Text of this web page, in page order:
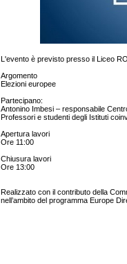
L'evento è previsto presso il Liceo
Argomento
Elezioni europee
Partecipano:
Antonino Imbesi – responsabile
Professori e studenti degli Istituti
Apertura lavori
Ore 11:00
Chiusura lavori
Ore 13:00
Realizzato con il contributo della
nell’ambito del programma Europe